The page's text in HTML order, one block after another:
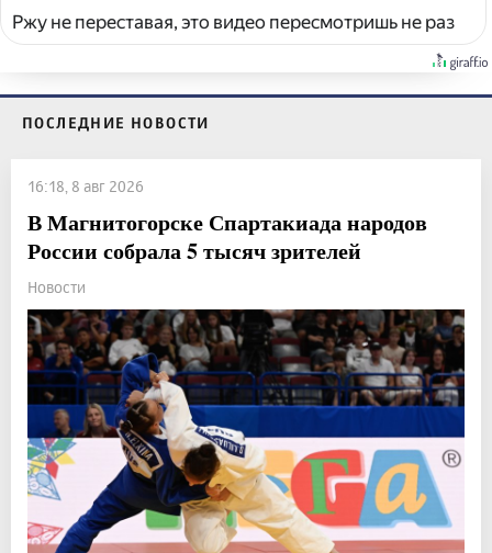
Ржу не переставая, это видео пересмотришь не раз
ПОСЛЕДНИЕ НОВОСТИ
16:18, 8 авг 2026
В Магнитогорске Спартакиада народов
России собрала 5 тысяч зрителей
Новости